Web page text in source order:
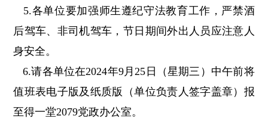
5.各单位要加强师生遵纪守法教育工作，严禁酒
后驾车、非司机驾车，节日期间外出人员应注意人
身安全。
6.请各单位在2024年9月25日（星期三）中午前将
值班表电子版及纸质版（单位负责人签字盖章）报
至得一堂2079党政办公室。